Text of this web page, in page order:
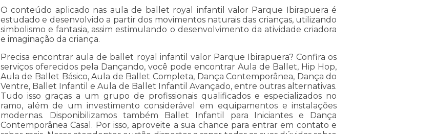
O conteúdo aplicado nas aula de ballet royal infantil valor Parque Ibirapuera é
estudado e desenvolvido a partir dos movimentos naturais das crianças, utilizando
simbolismo e fantasia, assim estimulando o desenvolvimento da atividade criadora
e imaginação da criança.
Precisa encontrar aula de ballet royal infantil valor Parque Ibirapuera? Confira os
serviços oferecidos pela Dançando, você pode encontrar Aula de Ballet, Hip Hop,
Aula de Ballet Básico, Aula de Ballet Completa, Dança Contemporânea, Dança do
Ventre, Ballet Infantil e Aula de Ballet Infantil Avançado, entre outras alternativas.
Tudo isso graças a um grupo de profissionais qualificados e especializados no
ramo, além de um investimento considerável em equipamentos e instalações
modernas. Disponibilizamos também Ballet Infantil para Iniciantes e Dança
Contemporânea Casal. Por isso, aproveite a sua chance para entrar em contato e